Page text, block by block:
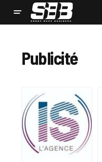
Publicité